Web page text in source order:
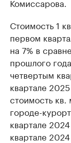
Стоимость 1
первом
на 7% в
прошлого
четвертым
квартале
стоимость
городе-
квартале
квартале